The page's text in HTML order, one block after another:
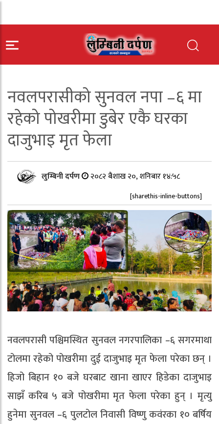
नवलपरासीको सुनवल नपा –६ मा
रहेको पोखरीमा डुबेर एकै घरका
दाजुभाइ मृत फेला
लुम्बिनी दर्पण २०८२ बैशाख २०, शनिबार १४:५८
[sharethis-inline-buttons]
नवलपरासी पश्चिमस्थित सुनवल नगरपालिका –६ सगरमाथा
टोलमा रहेको पोखरीमा दुई दाजुभाइ मृत फेला परेका छन् ।
हिजो बिहान १० बजे घरबाट खाना खाएर हिडेका दाजुभाइ
साझँ करिब ५ बजे पोखरीमा मृत फेला परेका हुन् । मृत्यु
हुनेमा सुनवल –६ पुलटोल निवासी विष्णु कवंरका १० बर्षिय